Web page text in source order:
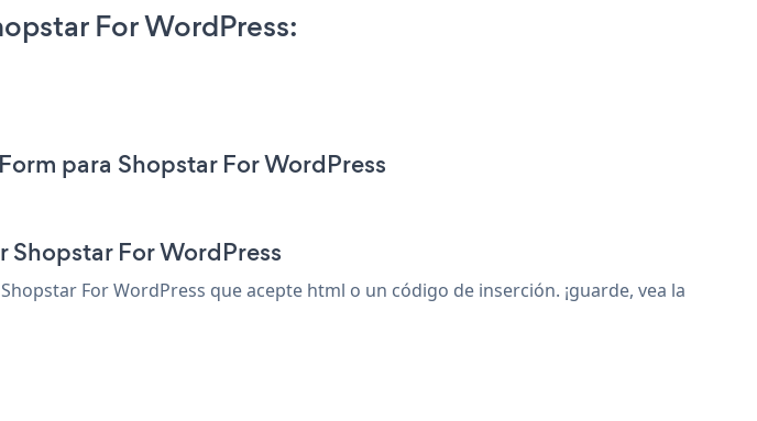
For WordPress:
para Shopstar For WordPress
For WordPress
For WordPress que acepte html o un código de inserción. ¡guarde, vea la